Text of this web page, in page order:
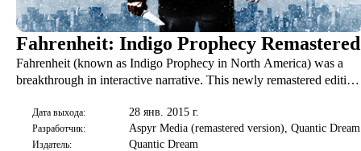
Fahrenheit: Indigo Prophecy Remastered
Fahrenheit (known as Indigo Prophecy in North America) was a
breakthrough in interactive narrative. This newly remastered edition
based on the uncut and uncensored international version of the
game.
Дата выхода: 28 янв. 2015 г.
Разработчик: Aspyr Media (remastered version), Quantic Dream
Издатель: Quantic Dream